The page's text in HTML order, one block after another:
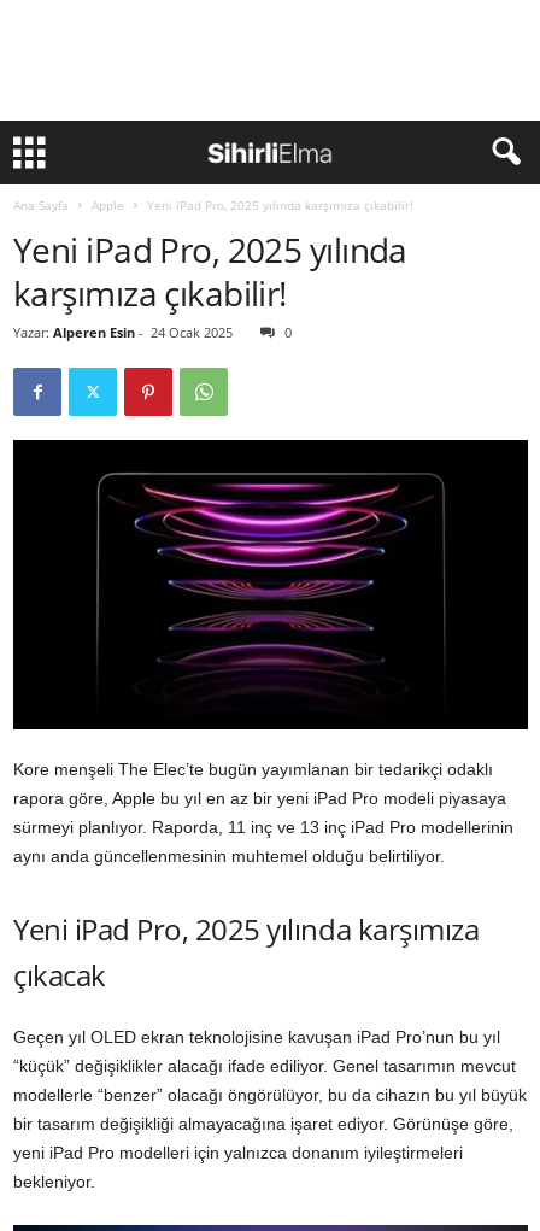
Ana Sayfa Apple Yeni iPad Pro, 2025 yılında karşımıza çıkabilir!
Yeni iPad Pro, 2025 yılında
karşımıza çıkabilir!
Yazar: Alperen Esin - 24 Ocak 2025 0
Kore menşeli The Elec’te bugün yayımlanan bir tedarikçi odaklı
rapora göre, Apple bu yıl en az bir yeni iPad Pro modeli piyasaya
sürmeyi planlıyor. Raporda, 11 inç ve 13 inç iPad Pro modellerinin
aynı anda güncellenmesinin muhtemel olduğu belirtiliyor.
Yeni iPad Pro, 2025 yılında karşımıza
çıkacak
Geçen yıl OLED ekran teknolojisine kavuşan iPad Pro’nun bu yıl
“küçük” değişiklikler alacağı ifade ediliyor. Genel tasarımın mevcut
modellerle “benzer” olacağı öngörülüyor, bu da cihazın bu yıl büyük
bir tasarım değişikliği almayacağına işaret ediyor. Görünüşe göre,
yeni iPad Pro modelleri için yalnızca donanım iyileştirmeleri
bekleniyor.